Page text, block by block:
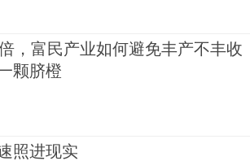
，富民产业如何避免丰产不丰收
颗脐橙
照进现实